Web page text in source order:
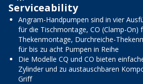
Serviceability
Angram-Handpumpen sind in vier
für die Tischmontage, CO (Clamp-On)
Thekenmontage, Durchreiche-
für bis zu acht Pumpen in Reihe
Die Modelle CQ und CO bieten
Zylinder und zu austauschbaren
Griff